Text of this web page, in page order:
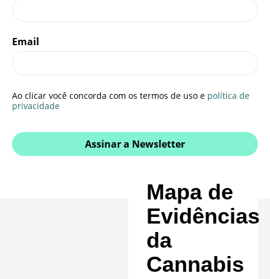
Email
Ao clicar você concorda com os termos de uso e política de
privacidade
Assinar a Newsletter
Mapa de
Evidências
da
Cannabis